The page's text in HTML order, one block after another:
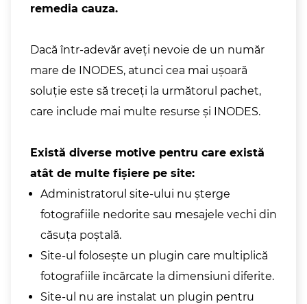
remedia cauza.
Dacă într-adevăr aveți nevoie de un număr
mare de INODES, atunci cea mai ușoară
soluție este să treceți la următorul pachet,
care include mai multe resurse și INODES.
Există diverse motive pentru care există
atât de multe fișiere pe site:
Administratorul site-ului nu șterge
fotografiile nedorite sau mesajele vechi din
căsuța poștală.
Site-ul folosește un plugin care multiplică
fotografiile încărcate la dimensiuni diferite.
Site-ul nu are instalat un plugin pentru